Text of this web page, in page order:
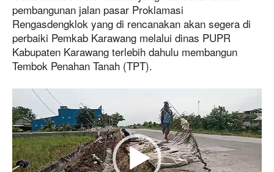
pembangunan jalan pasar Proklamasi
Rengasdengklok yang di rencanakan akan segera di
perbaiki Pemkab Karawang melalui dinas PUPR
Kabupaten Karawang terlebih dahulu membangun
Tembok Penahan Tanah (TPT).
e
m
u
t
a